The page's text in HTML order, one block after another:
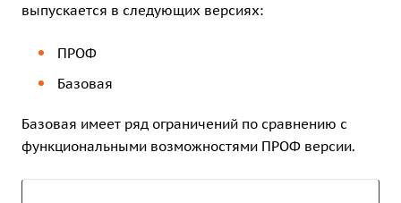
выпускается в следующих версиях:
ПРОФ
Базовая
Базовая имеет ряд ограничений по сравнению с
функциональными возможностями ПРОФ версии.